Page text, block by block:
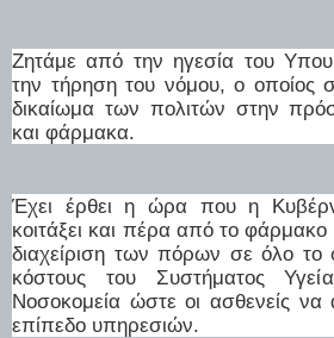
Ζητάμε από την ηγεσία του
την τήρηση του νόμου, ο οποίος
δικαίωμα των πολιτών στην
και φάρμακα.
Έχει έρθει η ώρα που η
κοιτάξει και πέρα από το
διαχείριση των πόρων σε όλο
κόστους του Συστήματος
Νοσοκομεία ώστε οι ασθενείς
επίπεδο υπηρεσιών.